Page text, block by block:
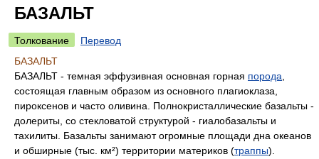
БАЗАЛЬТ
Толкование
Перевод
БАЗАЛЬТ
БАЗАЛЬТ - темная эффузивная основная горная порода
состоящая главным образом из основного плагиоклаза,
пироксенов и часто оливина. Полнокристаллические базальты -
долериты, со стекловатой структурой - гиалобазальты и
тахилиты. Базальты занимают огромные площади дна океанов
и обширные (тыс. км²) территории материков (траппы).